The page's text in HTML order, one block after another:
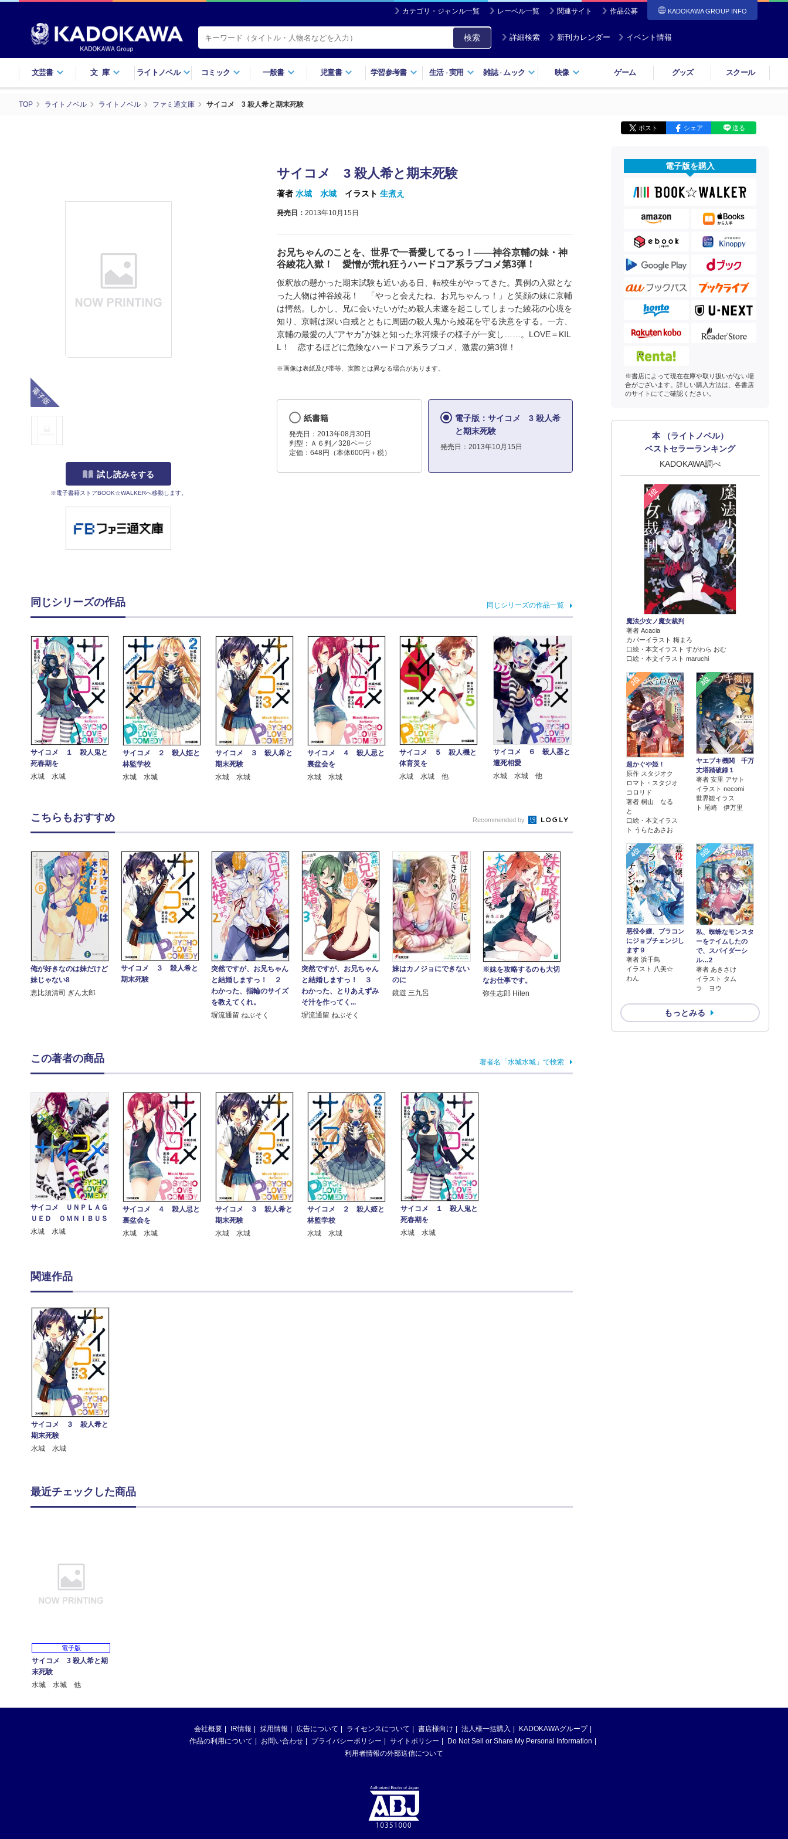
カテゴリ・ジャンル一覧 レーベル一覧 関連サイト 作品公募 KADOKAWA GROUP INFO
検索 詳細検索 新刊カレンダー イベント情報
文芸書 文庫 ライトノベル コミック 一般書 児童書 学習参考書 生活・実用 雑誌・ ムック 映像 ゲーム グッズ スクール
TOP ライトノベル ライトノベル ファミ通文庫 サイコメ 3 殺人希と期末死験
ポスト シェア 送る
試し読みをする
※電子書籍ストアBOOK☆WALKERへ移動します。
サイコメ 3 殺人希と期末死験
著者 水城 水城 イラスト 生煮え
発売日： 2013年10月15日
お兄ちゃんのことを、世界で一番愛してるっ！――神谷京輔の妹・神
谷綾花入獄！ 愛憎が荒れ狂うハードコア系ラブコメ第3弾！
仮釈放の懸かった期末試験も近いある日、転校生がやってきた。異例の入獄とな
った人物は神谷綾花！ 「やっと会えたね、お兄ちゃんっ！」と笑顔の妹に京輔
は愕然。しかし、兄に会いたいがため殺人未遂を起こしてしまった綾花の心境を
知り、京輔は深い自戒とともに周囲の殺人鬼から綾花を守る決意をする。一方、
京輔の最愛の人“アヤカ”が妹と知った氷河煉子の様子が一変し……。LOVE＝KIL
L！ 恋するほどに危険なハードコア系ラブコメ、激震の第3弾！
※画像は表紙及び帯等、実際とは異なる場合があります。
紙書籍
発売日：2013年08月30日
判型：Ａ６判／328ページ
定価：648円（本体600円＋税）
電子版：サイコメ 3 殺人希
と期末死験
発売日：2013年10月15日
同じシリーズの作品 同じシリーズの作品一覧
サイコメ １ 殺人鬼と
死春期を
水城 水城
サイコメ ２ 殺人姫と
林監学校
水城 水城
サイコメ ３ 殺人希と
期末死験
水城 水城
サイコメ ４ 殺人忌と
裏盆会を
水城 水城
サイコメ ５ 殺人機と
体育災を
水城 水城 他
サイコメ ６ 殺人器と
遭死相愛
水城 水城 他
電子版を購入
※書店によって現在在庫や取り扱いがない場
合がございます。詳しい購入方法は、各書店
のサイトにてご確認ください。
本 （ライトノベル）
ベストセラーランキング
KADOKAWA調べ
1位
魔法少女ノ魔女裁判
著者 Acacia
カバーイラスト 梅まろ
口絵・本文イラスト すがわら おむ
口絵・本文イラスト maruchi
2位
超かぐや姫！
原作 スタジオク
ロマト・スタジオ
コロリド
著者 桐山 なる
と
口絵・本文イラス
ト うらたあさお
3位
ヤエブキ機関 千万
丈塔踏破録１
著者 安里 アサト
イラスト necomi
世界観イラス
ト 尾崎 伊万里
4位
悪役令嬢、ブラコン
にジョブチェンジし
ます９
著者 浜千鳥
イラスト 八美☆
わん
5位
私、蜘蛛なモンスタ
ーをテイムしたの
で、スパイダーシ
ル…2
著者 あきさけ
イラスト タム
ラ ヨウ
もっとみる
こちらもおすすめ Recommended by
俺が好きなのは妹だけど
妹じゃない8
恵比須清司 ぎん太郎
サイコメ ３ 殺人希と
期末死験
突然ですが、お兄ちゃん
と結婚しますっ！ ２
わかった、指輪のサイズ
を教えてくれ。
塀流通留 ねぶそく
突然ですが、お兄ちゃん
と結婚しますっ！ ３
わかった、とりあえずみ
そ汁を作ってく...
塀流通留 ねぶそく
妹はカノジョにできない
のに
鏡遊 三九呂
※妹を攻略するのも大切
なお仕事です。
弥生志郎 Hiten
この著者の商品 著者名「水城水城」で検索
サイコメ ＵＮＰＬＡＧ
ＵＥＤ ＯＭＮＩＢＵＳ
水城 水城
サイコメ ４ 殺人忌と
裏盆会を
水城 水城
サイコメ ３ 殺人希と
期末死験
水城 水城
サイコメ ２ 殺人姫と
林監学校
水城 水城
サイコメ １ 殺人鬼と
死春期を
水城 水城
関連作品
サイコメ ３ 殺人希と
期末死験
水城 水城
最近チェックした商品
電子版
サイコメ 3 殺人希と期
末死験
水城 水城 他
会社概要 IR情報 採用情報 広告について ライセンスについて 書店様向け 法人様一括購入
KADOKAWAグループ
作品の利用について
お問い合わせ プライバシーポリシー サイトポリシー
Do Not Sell or Share My Personal Information
利用者情報の外部送信について